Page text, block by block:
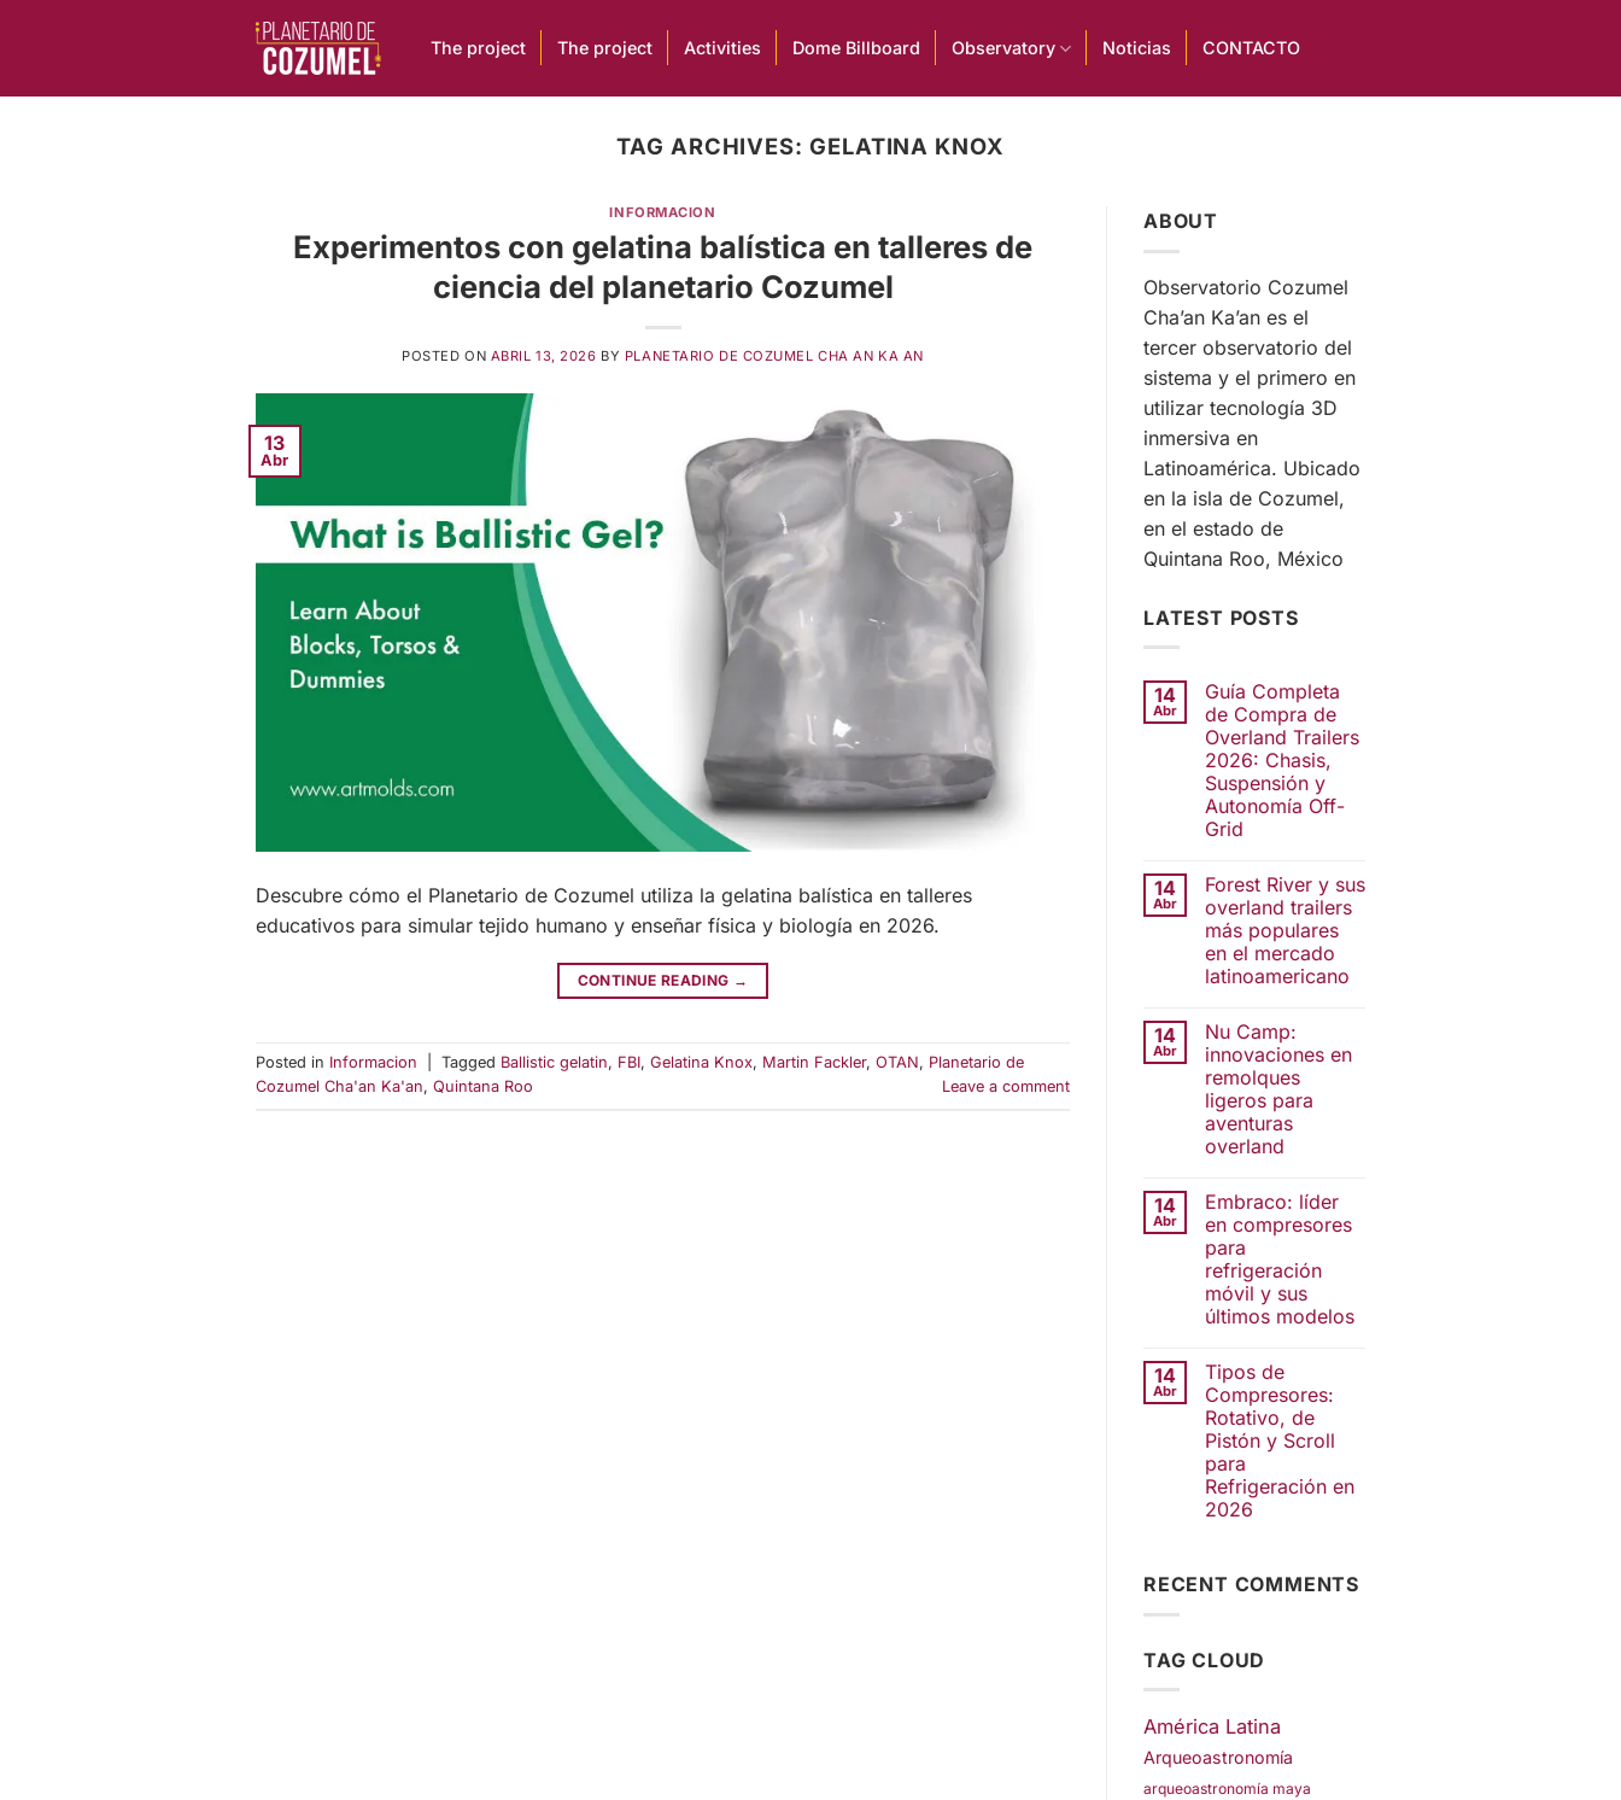
The project The project Activities Dome Billboard Observatory Noticias CONTACTO
TAG ARCHIVES: GELATINA KNOX
INFORMACION
Experimentos con gelatina balística en talleres de
ciencia del planetario Cozumel
POSTED ON ABRIL 13, 2026 BY PLANETARIO DE COZUMEL CHA AN KA AN
13
Abr
Descubre cómo el Planetario de Cozumel utiliza la gelatina balística en talleres
educativos para simular tejido humano y enseñar física y biología en 2026.
CONTINUE READING →
Posted in Informacion Tagged Ballistic gelatin, FBI, Gelatina Knox, Martin Fackler, OTAN, Planetario de
Cozumel Cha'an Ka'an, Quintana Roo Leave a comment
ABOUT
Observatorio Cozumel
Cha’an Ka’an es el
tercer observatorio del
sistema y el primero en
utilizar tecnología 3D
inmersiva en
Latinoamérica. Ubicado
en la isla de Cozumel,
en el estado de
Quintana Roo, México
LATEST POSTS
14
Abr
Guía Completa
de Compra de
Overland Trailers
2026: Chasis,
Suspensión y
Autonomía Off-
Grid
14
Abr
Forest River y sus
overland trailers
más populares
en el mercado
latinoamericano
14
Abr
Nu Camp:
innovaciones en
remolques
ligeros para
aventuras
overland
14
Abr
Embraco: líder
en compresores
para
refrigeración
móvil y sus
últimos modelos
14
Abr
Tipos de
Compresores:
Rotativo, de
Pistón y Scroll
para
Refrigeración en
2026
RECENT COMMENTS
TAG CLOUD
América Latina
Arqueoastronomía
arqueoastronomía maya